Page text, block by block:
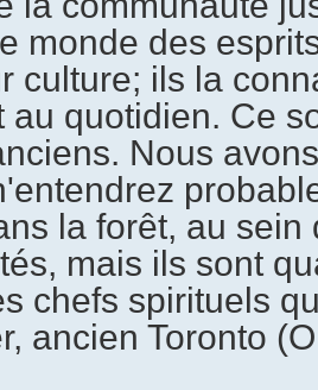
monde des
culture; ils la
au quotidien. Ce
Nous
la forêt, au sein
mais ils sont
chefs spirituels
ancien Toronto